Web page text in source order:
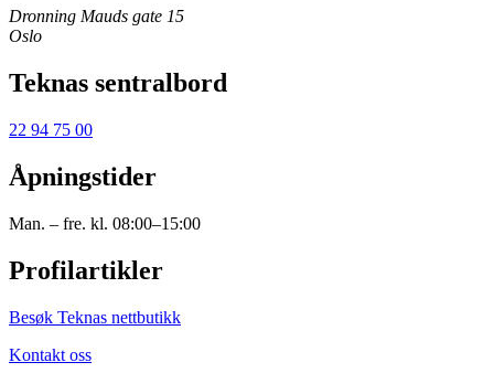
Dronning Mauds gate 15
Oslo
Teknas sentralbord
22 94 75 00
Åpningstider
Man. – fre. kl. 08:00–15:00
Profilartikler
Besøk Teknas nettbutikk
Kontakt oss